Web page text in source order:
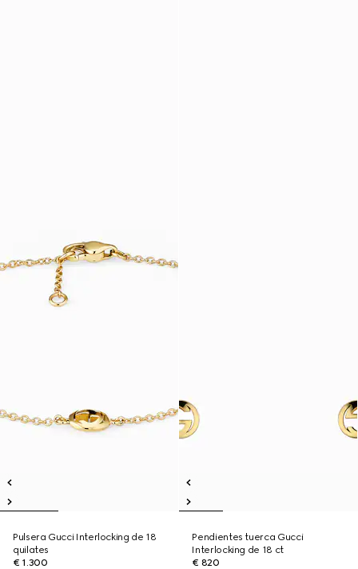
Pulsera Gucci Interlocking de 18
quilates
€ 1.300
Pendientes tuerca Gucci
Interlocking de 18 ct
€ 820